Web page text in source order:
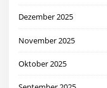
Dezember 2025
November 2025
Oktober 2025